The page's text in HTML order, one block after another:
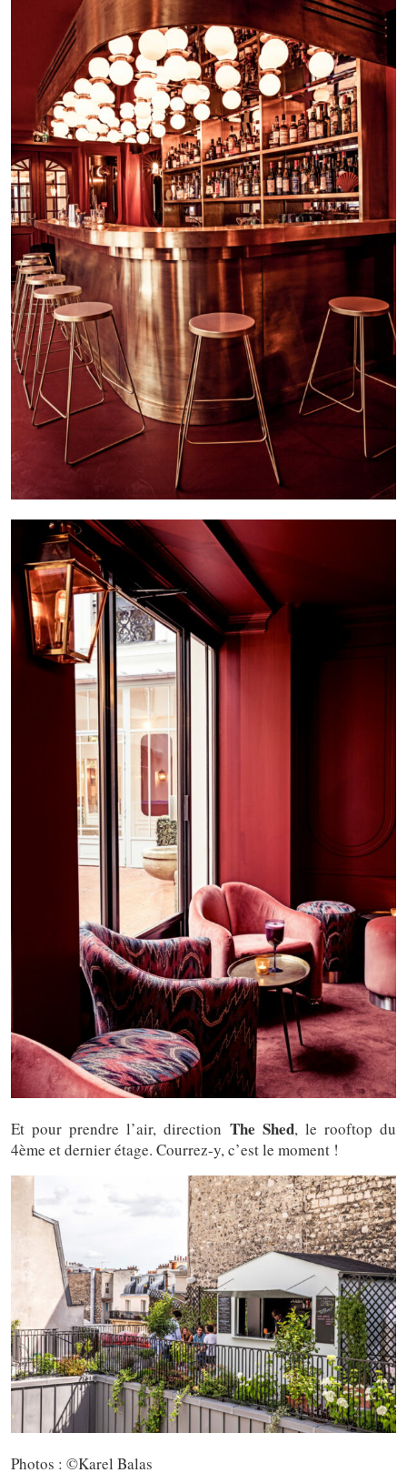
Et pour prendre l’air, direction The Shed, le rooftop du
4ème et dernier étage. Courrez-y, c’est le moment !
Photos : ©Karel Balas